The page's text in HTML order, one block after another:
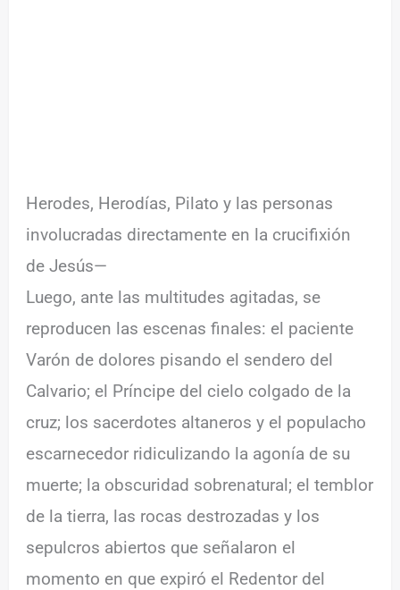
Herodes, Herodías, Pilato y las personas
involucradas directamente en la crucifixión
de Jesús—
Luego, ante las multitudes agitadas, se
reproducen las escenas finales: el paciente
Varón de dolores pisando el sendero del
Calvario; el Príncipe del cielo colgado de la
cruz; los sacerdotes altaneros y el populacho
escarnecedor ridiculizando la agonía de su
muerte; la obscuridad sobrenatural; el temblor
de la tierra, las rocas destrozadas y los
sepulcros abiertos que señalaron el
momento en que expiró el Redentor del